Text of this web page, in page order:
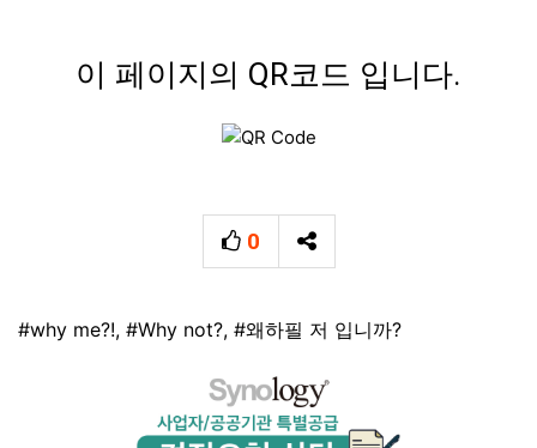
이 페이지의 QR코드 입니다.
0
추천
SNS 공유
태그
#why me?!, #Why not?, #왜하필 저 입니까?